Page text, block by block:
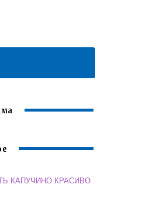
КАПУЧИНО КРАСИВО